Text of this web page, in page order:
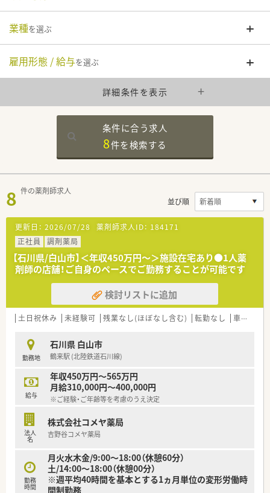
業種を選ぶ
雇用形態 / 給与を選ぶ
詳細条件を表示
条件に合う求人
8件を検索する
8 件の薬剤師求人
並び順
更新日： 2026/07/28 薬剤師求人ID： 184171
正社員
調剤薬局
【石川県/白山市】＜年収450万円～＞施設在宅あり●1人薬
剤師の店舗！ご自身のペースでご勤務することが可能です
検討リストに追加
土日祝休み 未経験可 残業なし(ほぼなし含む) 転勤なし 車通勤可
勤務地
石川県 白山市
鶴来駅 (北陸鉄道石川線)
給与
年収450万円～565万円
月給310,000円～400,000円
※ご経験・ご年齢等を考慮のうえ決定
法人
名
株式会社コメヤ薬局
吉野谷コメヤ薬局
勤務
時間
月火水木金/9:00～18:00（休憩60分）
土/14:00～18:00（休憩00分）
※週平均40時間を基本とする1ヵ月単位の変形労働時
間制勤務